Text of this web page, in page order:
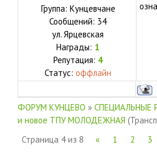
Группа: Кунцевчане
Сообщений: 34
ул. Ярцевская
Награды: 1
Репутация: 4
Статус: оффлайн
ФОРУМ КУНЦЕВО » СПЕЦИАЛЬНЫЕ
и новое ТПУ МОЛОДЕЖНАЯ
Страница 4из 8 « 1 2 3